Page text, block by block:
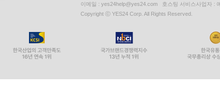
이메일 : yes24help@yes24.com 호스팅 서비스사업자 :
Copyright ⓒ YES24 Corp. All Rights Reserved.